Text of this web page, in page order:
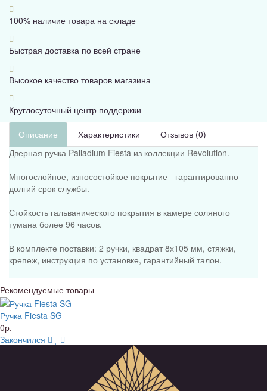
100% наличие товара на складе
Быстрая доставка по всей стране
Высокое качество товаров магазина
Круглосуточный центр поддержки
Описание Характеристики
Отзывов (0)
Дверная ручка Palladium Fiesta из коллекции Revolution.
Многослойное, износостойкое покрытие - гарантированно
долгий срок службы.
Стойкость гальванического покрытия в камере соляного
тумана более 96 часов.
В комплекте поставки: 2 ручки, квадрат 8х105 мм, стяжки,
крепеж, инструкция по установке, гарантийный талон.
Рекомендуемые товары
Ручка Fiesta SG
0р.
Закончился